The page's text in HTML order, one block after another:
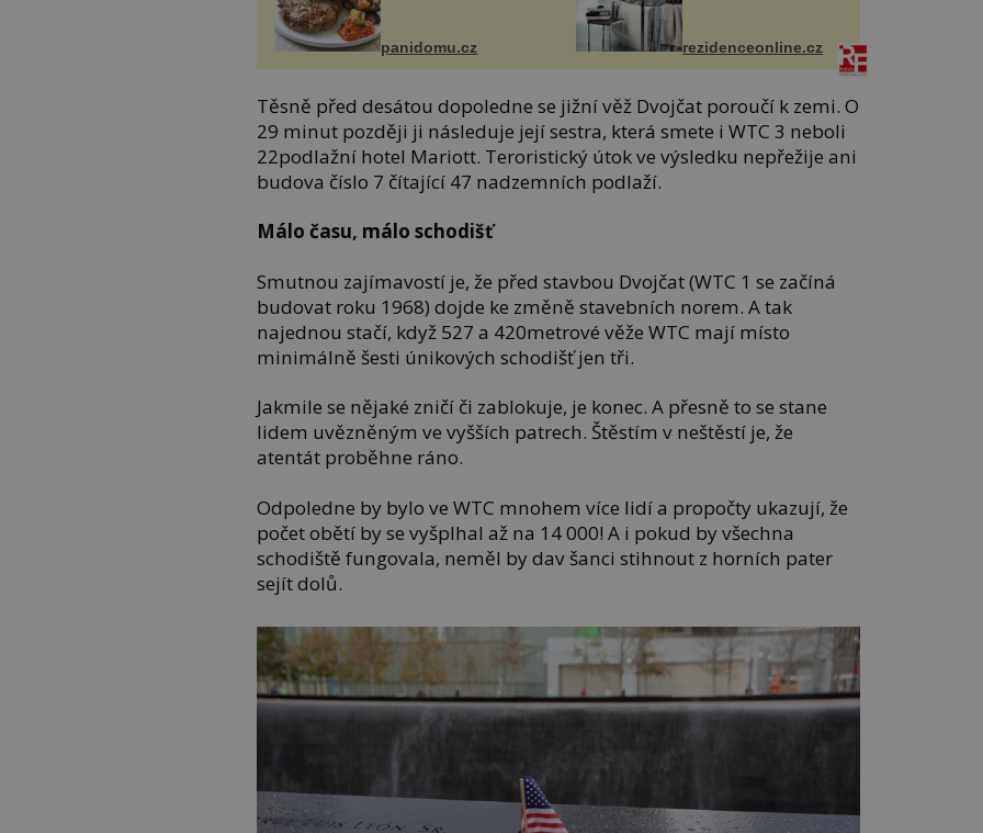
panidomu.cz rezidenceonline.cz
Těsně před desátou dopoledne se jižní věž Dvojčat poroučí k zemi. O
29 minut později ji následuje její sestra, která smete i WTC 3 neboli
22podlažní hotel Mariott. Teroristický útok ve výsledku nepřežije ani
budova číslo 7 čítající 47 nadzemních podlaží.
Málo času, málo schodišť
Smutnou zajímavostí je, že před stavbou Dvojčat (WTC 1 se začíná
budovat roku 1968) dojde ke změně stavebních norem. A tak
najednou stačí, když 527 a 420metrové věže WTC mají místo
minimálně šesti únikových schodišť jen tři.
Jakmile se nějaké zničí či zablokuje, je konec. A přesně to se stane
lidem uvězněným ve vyšších patrech. Štěstím v neštěstí je, že
atentát proběhne ráno.
Odpoledne by bylo ve WTC mnohem více lidí a propočty ukazují, že
počet obětí by se vyšplhal až na 14 000! A i pokud by všechna
schodiště fungovala, neměl by dav šanci stihnout z horních pater
sejít dolů.